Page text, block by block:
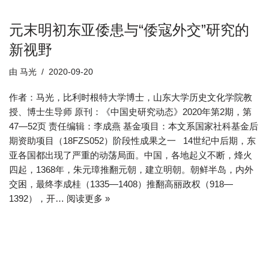
元末明初东亚倭患与“倭寇外交”研究的
新视野
由 马光 2020-09-20
作者：马光，比利时根特大学博士，山东大学历史文化学院教
授、博士生导师 原刊：《中国史研究动态》2020年第2期，第
47—52页 责任编辑：李成燕 基金项目：本文系国家社科基金后
期资助项目（18FZS052）阶段性成果之一 14世纪中后期，东
亚各国都出现了严重的动荡局面。中国，各地起义不断，烽火
四起，1368年，朱元璋推翻元朝，建立明朝。朝鲜半岛，内外
交困，最终李成桂（1335—1408）推翻高丽政权（918—
1392），开… 阅读更多 »